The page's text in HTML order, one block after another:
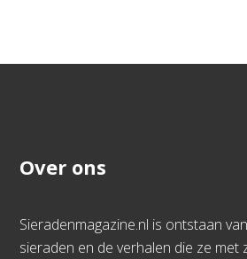
Over ons
Sieradenmagazine.nl is ontstaan
sieraden en de verhalen die ze met